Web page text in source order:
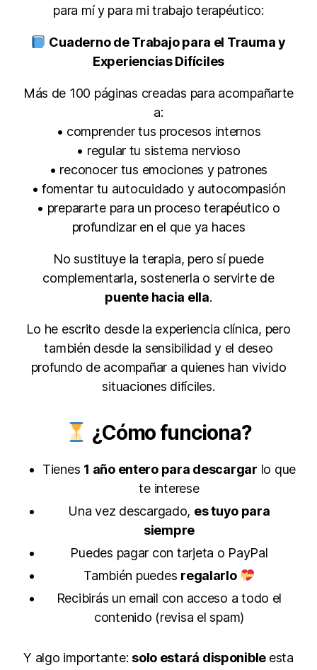
para mí y para mi trabajo terapéutico:
Cuaderno de Trabajo para el Trauma y
Experiencias Difíciles
Más de 100 páginas creadas para acompañarte
a:
• comprender tus procesos internos
• regular tu sistema nervioso
• reconocer tus emociones y patrones
• fomentar tu autocuidado y autocompasión
• prepararte para un proceso terapéutico o
profundizar en el que ya haces
No sustituye la terapia, pero sí puede
complementarla, sostenerla o servirte de
puente hacia ella.
Lo he escrito desde la experiencia clínica, pero
también desde la sensibilidad y el deseo
profundo de acompañar a quienes han vivido
situaciones difíciles.
¿Cómo funciona?
Tienes 1 año entero para descargar lo que
te interese
Una vez descargado, es tuyo para
siempre
Puedes pagar con tarjeta o PayPal
También puedes regalarlo
Recibirás un email con acceso a todo el
contenido (revisa el spam)
Y algo importante: solo estará disponible esta